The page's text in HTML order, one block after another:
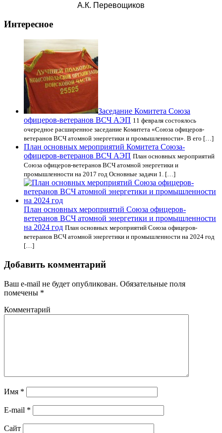
А.К. Перевощиков
Интересное
Заседание Комитета Союза
офицеров-ветеранов ВСЧ АЭП 11 февраля состоялось
очередное расширенное заседание Комитета «Союза офицеров-
ветеранов ВСЧ атомной энергетики и промышленности». В его […]
План основных мероприятий Комитета Союза-
офицеров-ветеранов ВСЧ АЭП План основных мероприятий
Союза офицеров-ветеранов ВСЧ атомной энергетики и
промышленности на 2017 год Основные задачи 1. […]
План основных мероприятий Союза офицеров-
ветеранов ВСЧ атомной энергетики и промышленности
на 2024 год План основных мероприятий Союза офицеров-
ветеранов ВСЧ атомной энергетики и промышленности на 2024 год
[…]
Добавить комментарий
Ваш e-mail не будет опубликован. Обязательные поля
помечены *
Комментарий
Имя *
E-mail *
Сайт